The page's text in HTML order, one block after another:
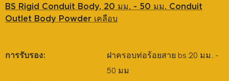
BS Rigid Conduit Body, 20 มม. - 50 มม. Conduit
Outlet Body Powder เคลือบ
การรับรอง:
ฝาครอบท่อร้อยสาย bs 20 มม. -
50 มม